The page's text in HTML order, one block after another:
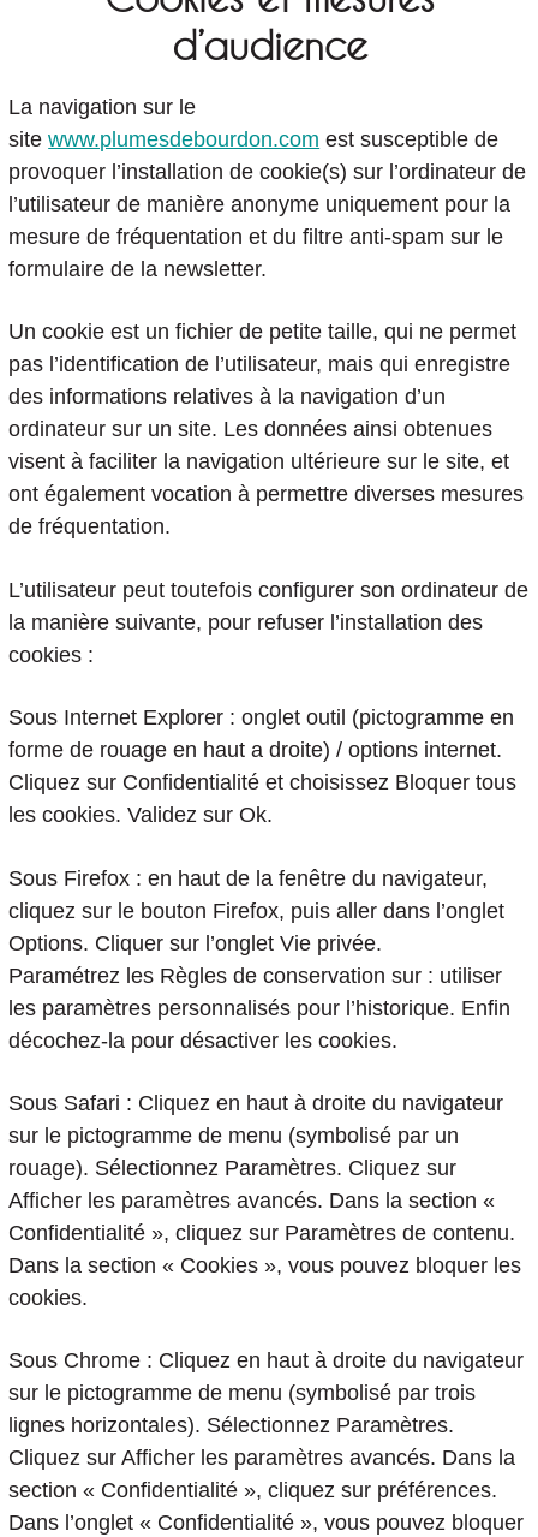
d’audience
La navigation sur le
sitewww.plumesdebourdon.com est susceptible de
provoquer l’installation de cookie(s) sur l’ordinateur de
l’utilisateur de manière anonyme uniquement pour la
mesure de fréquentation et du filtre anti-spam sur le
formulaire de la newsletter.
Un cookie est un fichier de petite taille, qui ne permet
pas l’identification de l’utilisateur, mais qui enregistre
des informations relatives à la navigation d’un
ordinateur sur un site. Les données ainsi obtenues
visent à faciliter la navigation ultérieure sur le site, et
ont également vocation à permettre diverses mesures
de fréquentation.
L’utilisateur peut toutefois configurer son ordinateur de
la manière suivante, pour refuser l’installation des
cookies :
Sous Internet Explorer : onglet outil (pictogramme en
forme de rouage en haut a droite) / options internet.
Cliquez sur Confidentialité et choisissez Bloquer tous
les cookies. Validez sur Ok.
Sous Firefox : en haut de la fenêtre du navigateur,
cliquez sur le bouton Firefox, puis aller dans l’onglet
Options. Cliquer sur l’onglet Vie privée.
Paramétrez les Règles de conservation sur : utiliser
les paramètres personnalisés pour l’historique. Enfin
décochez-la pour désactiver les cookies.
Sous Safari : Cliquez en haut à droite du navigateur
sur le pictogramme de menu (symbolisé par un
rouage). Sélectionnez Paramètres. Cliquez sur
Afficher les paramètres avancés. Dans la section «
Confidentialité », cliquez sur Paramètres de contenu.
Dans la section « Cookies », vous pouvez bloquer les
cookies.
Sous Chrome : Cliquez en haut à droite du navigateur
sur le pictogramme de menu (symbolisé par trois
lignes horizontales). Sélectionnez Paramètres.
Cliquez sur Afficher les paramètres avancés. Dans la
section « Confidentialité », cliquez sur préférences.
Dans l’onglet « Confidentialité », vous pouvez bloquer